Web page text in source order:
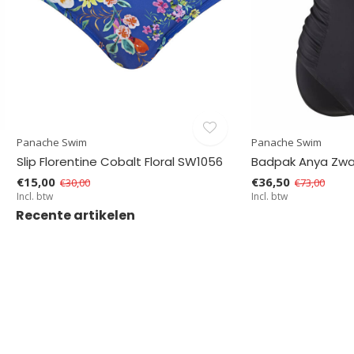
Panache Swim
Slip Florentine Cobalt Floral SW1056
€15,00 €30,00
Incl. btw
Panache Swim
Badpak Anya
€36,50 €73,00
Incl. btw
Recente artikelen